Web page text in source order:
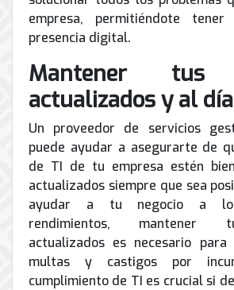
empresa, permitiéndote tener
presencia digital.
Mantener tus
actualizados y al día
Un proveedor de servicios
puede ayudar a asegurarte de
de TI de tu empresa estén
actualizados siempre que sea
ayudar a tu negocio a
rendimientos, mantener
actualizados es necesario
multas y castigos por
cumplimiento de TI es crucial si